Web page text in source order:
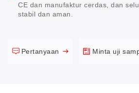
CE dan manufaktur cerdas, dan
stabil dan aman.
Pertanyaan Minta uji